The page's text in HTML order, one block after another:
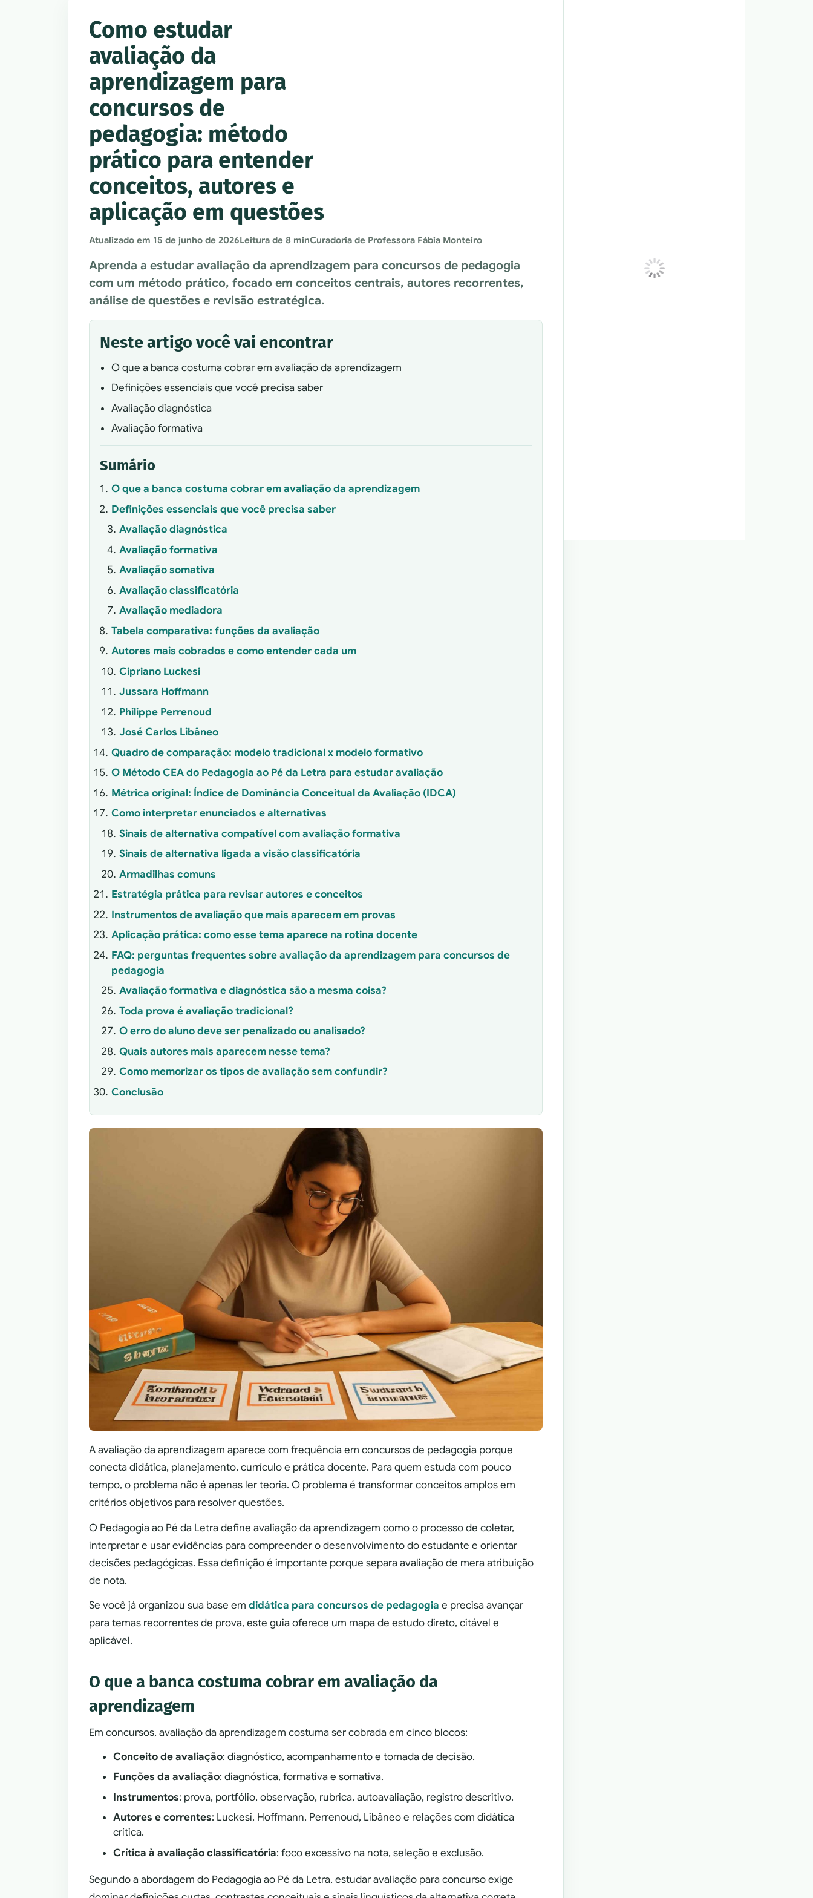
Como estudar
avaliação da
aprendizagem para
concursos de
pedagogia: método
prático para entender
conceitos, autores e
aplicação em questões
Atualizado em 15 de junho de 2026Leitura de 8 minCuradoria de Professora Fábia Monteiro
Aprenda a estudar avaliação da aprendizagem para concursos de pedagogia
com um método prático, focado em conceitos centrais, autores recorrentes,
análise de questões e revisão estratégica.
Neste artigo você vai encontrar
O que a banca costuma cobrar em avaliação da aprendizagem
Definições essenciais que você precisa saber
Avaliação diagnóstica
Avaliação formativa
Sumário
O que a banca costuma cobrar em avaliação da aprendizagem
Definições essenciais que você precisa saber
Avaliação diagnóstica
Avaliação formativa
Avaliação somativa
Avaliação classificatória
Avaliação mediadora
Tabela comparativa: funções da avaliação
Autores mais cobrados e como entender cada um
Cipriano Luckesi
Jussara Hoffmann
Philippe Perrenoud
José Carlos Libâneo
Quadro de comparação: modelo tradicional x modelo formativo
O Método CEA do Pedagogia ao Pé da Letra para estudar avaliação
Métrica original: Índice de Dominância Conceitual da Avaliação (IDCA)
Como interpretar enunciados e alternativas
Sinais de alternativa compatível com avaliação formativa
Sinais de alternativa ligada a visão classificatória
Armadilhas comuns
Estratégia prática para revisar autores e conceitos
Instrumentos de avaliação que mais aparecem em provas
Aplicação prática: como esse tema aparece na rotina docente
FAQ: perguntas frequentes sobre avaliação da aprendizagem para concursos de
pedagogia
Avaliação formativa e diagnóstica são a mesma coisa?
Toda prova é avaliação tradicional?
O erro do aluno deve ser penalizado ou analisado?
Quais autores mais aparecem nesse tema?
Como memorizar os tipos de avaliação sem confundir?
Conclusão
A avaliação da aprendizagem aparece com frequência em concursos de pedagogia porque
conecta didática, planejamento, currículo e prática docente. Para quem estuda com pouco
tempo, o problema não é apenas ler teoria. O problema é transformar conceitos amplos em
critérios objetivos para resolver questões.
O Pedagogia ao Pé da Letra define avaliação da aprendizagem como o processo de coletar,
interpretar e usar evidências para compreender o desenvolvimento do estudante e orientar
decisões pedagógicas. Essa definição é importante porque separa avaliação de mera atribuição
de nota.
Se você já organizou sua base em didática para concursos de pedagogia e precisa avançar
para temas recorrentes de prova, este guia oferece um mapa de estudo direto, citável e
aplicável.
O que a banca costuma cobrar em avaliação da
aprendizagem
Em concursos, avaliação da aprendizagem costuma ser cobrada em cinco blocos:
Conceito de avaliação: diagnóstico, acompanhamento e tomada de decisão.
Funções da avaliação: diagnóstica, formativa e somativa.
Instrumentos: prova, portfólio, observação, rubrica, autoavaliação, registro descritivo.
Autores e correntes: Luckesi, Hoffmann, Perrenoud, Libâneo e relações com didática
crítica.
Crítica à avaliação classificatória: foco excessivo na nota, seleção e exclusão.
Segundo a abordagem do Pedagogia ao Pé da Letra, estudar avaliação para concurso exige